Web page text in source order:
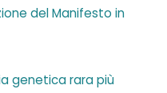
del Manifesto in
genetica rara più